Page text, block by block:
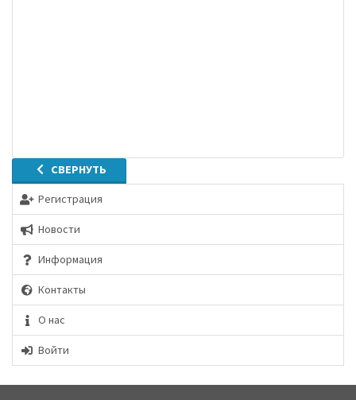
СВЕРНУТЬ
Регистрация
Новости
Информация
Контакты
О нас
Войти